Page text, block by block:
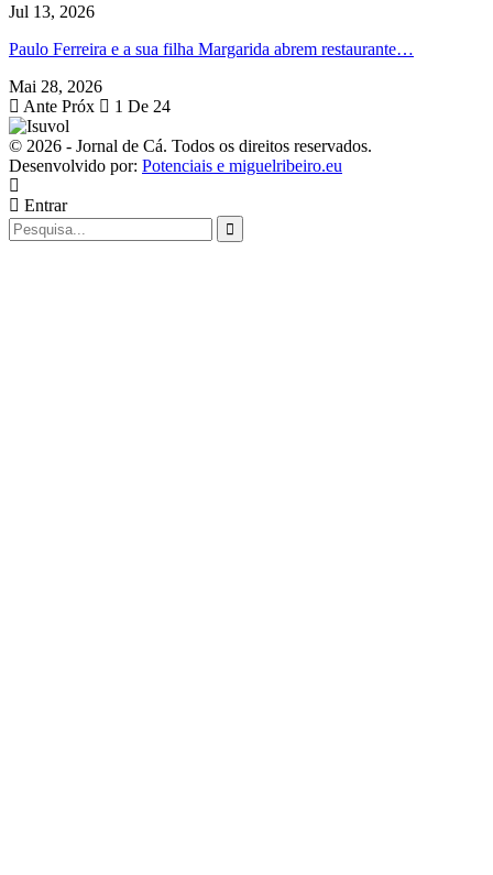
Jul 13, 2026
Paulo Ferreira e a sua filha Margarida abrem restaurante…
Mai 28, 2026
Ante Próx 1 De 24
© 2026 - Jornal de Cá. Todos os direitos reservados.
Desenvolvido por: Potenciais e miguelribeiro.eu
Entrar